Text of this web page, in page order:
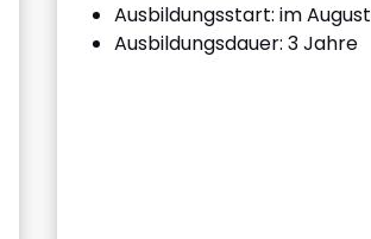
Ausbildungsstart: im August
Ausbildungsdauer: 3 Jahre